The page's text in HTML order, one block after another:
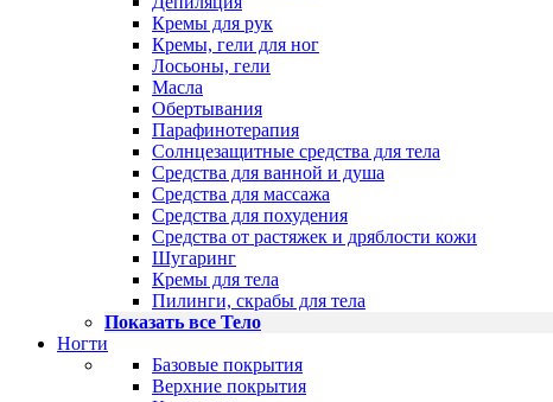
Кремы для рук
Кремы, гели для ног
Лосьоны, гели
Масла
Обертывания
Парафинотерапия
Солнцезащитные средства для тела
Средства для ванной и душа
Средства для массажа
Средства для похудения
Средства от растяжек и дряблости кожи
Шугаринг
Кремы для тела
Пилинги, скрабы для тела
Показать все Тело
Ногти
Базовые покрытия
Верхние покрытия